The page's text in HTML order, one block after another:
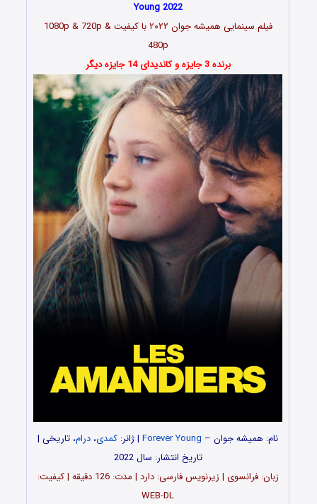
Young 2022
فیلم سینمایی همیشه جوان
با کیفیت 1080p & 720p &
480p
برنده 3 جایزه و کاندیدای 14 جایزه دیگر
نام: همیشه جوان – Forever Young | ژانر: کمدی، درام، تاریخی |
تاریخ انتشار: سال 2022
زبان: فرانسوی | زیرنویس فارسی: دارد | مدت: 126 دقیقه | کیفیت:
WEB-DL